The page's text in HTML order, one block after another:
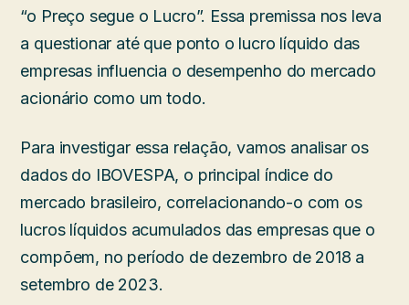
“o Preço segue o Lucro”. Essa premissa nos leva
a questionar até que ponto o lucro líquido das
empresas influencia o desempenho do mercado
acionário como um todo.
Para investigar essa relação, vamos analisar os
dados do IBOVESPA, o principal índice do
mercado brasileiro, correlacionando-o com os
lucros líquidos acumulados das empresas que o
compõem, no período de dezembro de 2018 a
setembro de 2023.